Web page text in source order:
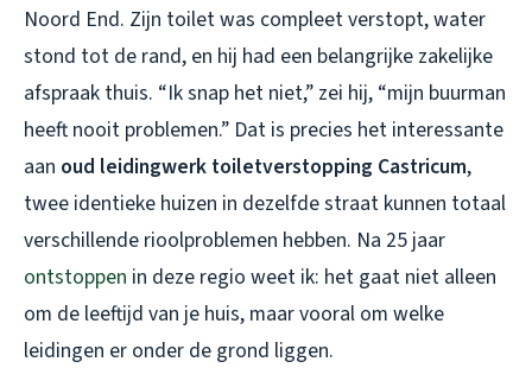
Noord End. Zijn toilet was compleet verstopt, water
stond tot de rand, en hij had een belangrijke zakelijke
afspraak thuis. “Ik snap het niet,” zei hij, “mijn buurman
heeft nooit problemen.” Dat is precies het interessante
aan oud leidingwerk toiletverstopping Castricum,
twee identieke huizen in dezelfde straat kunnen totaal
verschillende rioolproblemen hebben. Na 25 jaar
ontstoppen in deze regio weet ik: het gaat niet alleen
om de leeftijd van je huis, maar vooral om welke
leidingen er onder de grond liggen.